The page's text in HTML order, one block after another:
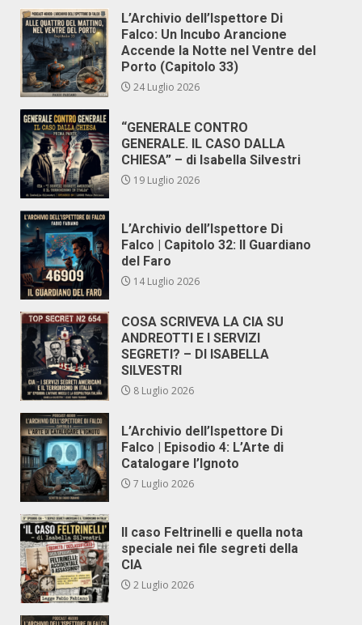
L’Archivio dell’Ispettore Di
Falco: Un Incubo Arancione
Accende la Notte nel Ventre del
Porto (Capitolo 33)
24 Luglio 2026
“GENERALE CONTRO
GENERALE. IL CASO DALLA
CHIESA” – di Isabella Silvestri
19 Luglio 2026
L’Archivio dell’Ispettore Di
Falco | Capitolo 32: Il Guardiano
del Faro
14 Luglio 2026
COSA SCRIVEVA LA CIA SU
ANDREOTTI E I SERVIZI
SEGRETI? – DI ISABELLA
SILVESTRI
8 Luglio 2026
L’Archivio dell’Ispettore Di
Falco | Episodio 4: L’Arte di
Catalogare l’Ignoto
7 Luglio 2026
Il caso Feltrinelli e quella nota
speciale nei file segreti della
CIA
2 Luglio 2026